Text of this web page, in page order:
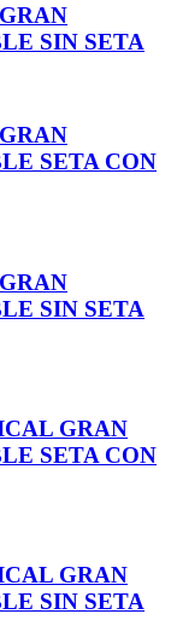
SIN SETA
SETA CON
SIN SETA
GRAN
SETA CON
GRAN
SIN SETA